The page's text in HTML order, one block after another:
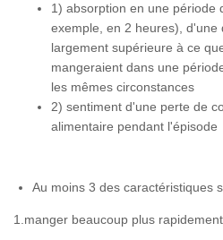
1) absorption en une période
exemple, en 2 heures), d'une
largement supérieure à ce
mangeraient dans une
les mêmes circonstances
2) sentiment d'une perte de
alimentaire pendant l'épisode
Au moins 3 des caractéristiques
1.manger beaucoup plus